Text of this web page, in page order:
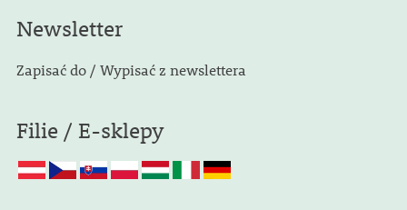
Newsletter
Zapisać do / Wypisać z newslettera
Filie / E-sklepy